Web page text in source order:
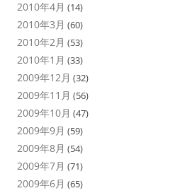
2010年4月 (14)
2010年3月 (60)
2010年2月 (53)
2010年1月 (33)
2009年12月 (32)
2009年11月 (56)
2009年10月 (47)
2009年9月 (59)
2009年8月 (54)
2009年7月 (71)
2009年6月 (65)